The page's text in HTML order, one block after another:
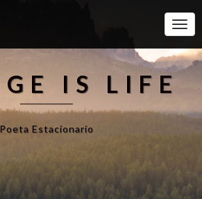
IS LIFE
Poeta Estacionario